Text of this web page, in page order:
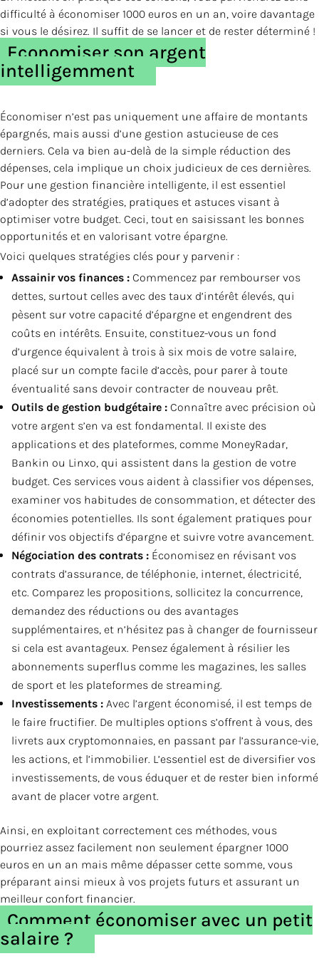
difficulté à économiser 1000 euros en un an, voire davantage
si vous le désirez. Il suffit de se lancer et de rester déterminé !
Economiser son argent
intelligemment
Économiser n’est pas uniquement une affaire de montants
épargnés, mais aussi d’une gestion astucieuse de ces
derniers. Cela va bien au-delà de la simple réduction des
dépenses, cela implique un choix judicieux de ces dernières.
Pour une gestion financière intelligente, il est essentiel
d’adopter des stratégies, pratiques et astuces visant à
optimiser votre budget. Ceci, tout en saisissant les bonnes
opportunités et en valorisant votre épargne.
Voici quelques stratégies clés pour y parvenir :
Assainir vos finances : Commencez par rembourser vos
dettes, surtout celles avec des taux d’intérêt élevés, qui
pèsent sur votre capacité d’épargne et engendrent des
coûts en intérêts. Ensuite, constituez-vous un fond
d’urgence équivalent à trois à six mois de votre salaire,
placé sur un compte facile d’accès, pour parer à toute
éventualité sans devoir contracter de nouveau prêt.
Outils de gestion budgétaire : Connaître avec précision où
votre argent s’en va est fondamental. Il existe des
applications et des plateformes, comme MoneyRadar,
Bankin ou Linxo, qui assistent dans la gestion de votre
budget. Ces services vous aident à classifier vos dépenses,
examiner vos habitudes de consommation, et détecter des
économies potentielles. Ils sont également pratiques pour
définir vos objectifs d’épargne et suivre votre avancement.
Négociation des contrats : Économisez en révisant vos
contrats d’assurance, de téléphonie, internet, électricité,
etc. Comparez les propositions, sollicitez la concurrence,
demandez des réductions ou des avantages
supplémentaires, et n’hésitez pas à changer de fournisseur
si cela est avantageux. Pensez également à résilier les
abonnements superflus comme les magazines, les salles
de sport et les plateformes de streaming.
Investissements : Avec l’argent économisé, il est temps de
le faire fructifier. De multiples options s’offrent à vous, des
livrets aux cryptomonnaies, en passant par l’assurance-vie,
les actions, et l’immobilier. L’essentiel est de diversifier vos
investissements, de vous éduquer et de rester bien informé
avant de placer votre argent.
Ainsi, en exploitant correctement ces méthodes, vous
pourriez assez facilement non seulement épargner 1000
euros en un an mais même dépasser cette somme, vous
préparant ainsi mieux à vos projets futurs et assurant un
meilleur confort financier.
Comment économiser avec un petit
salaire ?